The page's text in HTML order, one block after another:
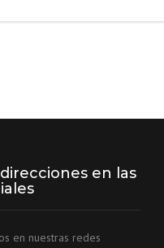
en las
en nuestras redes